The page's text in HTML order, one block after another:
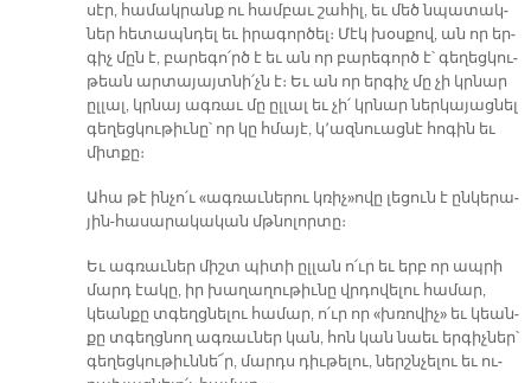
սէր, հա­մակ­րանք ու համ­բաւ շա­հիլ, եւ մեծ նպա­տակ­
ներ հե­տապն­դել եւ ի­րա­գոր­ծել։ Մէկ խօս­քով, ան որ եր­
գիչ մըն է, բա­րե­գո՛րծ է եւ ան որ բա­րե­գործ է՝ գե­ղեց­կու­
թեան ար­տա­յայտ­նի՛չն է։ Եւ ան որ եր­գիչ մը չի կրնար
ըլ­լալ, կրնայ ագ­ռաւ մը ըլ­լալ եւ չի՛ կրնար ներ­կա­յաց­նել
գե­ղեց­կու­թիւ­նը՝ որ կը հմա­յէ, կ՚ազ­նուաց­նէ հո­գին եւ
միտ­քը։
Ա­հա թէ ին­չո՛ւ «ագ­ռաւ­նե­րու կռիչ»ո­վը լե­ցուն է ըն­կե­րա­
յին-հա­սա­րա­կա­կան մթնո­լոր­տը։
Եւ ագ­ռաւ­ներ միշտ պի­տի ըլ­լան ո՛ւր եւ երբ որ ապ­րի
մարդ էա­կը, իր խա­ղա­ղու­թիւ­նը վրդո­վե­լու հա­մար,
կեան­քը տգեղց­նե­լու հա­մար, ո՛ւր որ «խռո­վիչ» եւ կեան­
քը տգեղց­նող ագ­ռաւ­ներ կան, հոն կան նաեւ եր­գիչ­ներ՝
գե­ղեց­կու­թիւն­նե՜ր, մարդս դիւ­թե­լու, ներշն­չե­լու եւ ու­